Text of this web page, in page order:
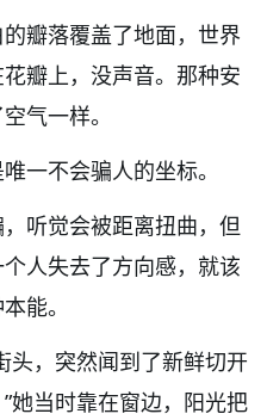
瓣落覆盖了地面，世界
瓣上，没声音。那种安
气一样。
一不会骗人的坐标。
听觉会被距离扭曲，但
人失去了方向感，就该
能。
头，突然闻到了新鲜切开
她当时靠在窗边，阳光把